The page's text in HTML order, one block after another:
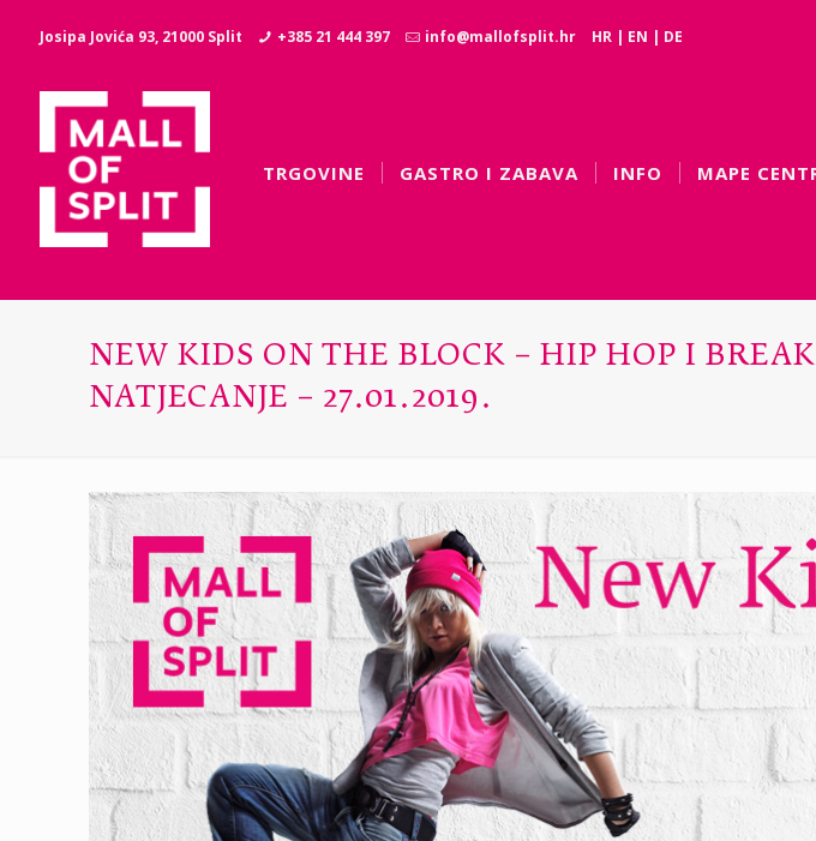
Josipa Jovića 93, 21000 Split +385 21 444 397 info@mallofsplit.hr HR | EN | DE
TRGOVINE GASTRO I ZABAVA INFO MAPE
NEW KIDS ON THE BLOCK – HIP HOP I
NATJECANJE – 27.01.2019.